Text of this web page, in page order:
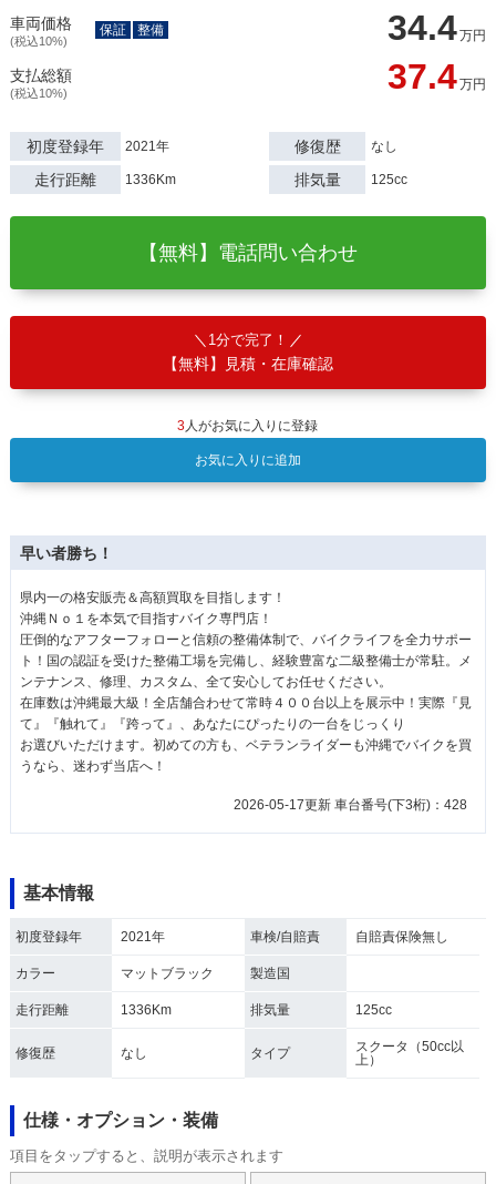
車両価格
(税込10%) 34.4万円
保証 整備
支払総額
(税込10%) 37.4万円
初度登録年 2021年 修復歴 なし
走行距離 1336Km 排気量 125cc
【無料】電話問い合わせ
1分で完了！
【無料】見積・在庫確認
3 人がお気に入りに登録
お気に入りに追加
早い者勝ち！
県内一の格安販売＆高額買取を目指します！
沖縄Ｎｏ１を本気で目指すバイク専門店！
圧倒的なアフターフォローと信頼の整備体制で、バイクライフを全力サポー
ト！国の認証を受けた整備工場を完備し、経験豊富な二級整備士が常駐。メ
ンテナンス、修理、カスタム、全て安心してお任せください。
在庫数は沖縄最大級！全店舗合わせて常時４００台以上を展示中！実際『見
て』『触れて』『跨って』、あなたにぴったりの一台をじっくり
お選びいただけます。初めての方も、ベテランライダーも沖縄でバイクを買
うなら、迷わず当店へ！
2026-05-17更新 車台番号(下3桁)：428
基本情報
初度登録年 2021年 車検/自賠責 自賠責保険無し
カラー マットブラック 製造国
走行距離 1336Km 排気量 125cc
修復歴 なし タイプ
スクータ（50cc以
上）
仕様・オプション・装備
項目をタップすると、説明が表示されます